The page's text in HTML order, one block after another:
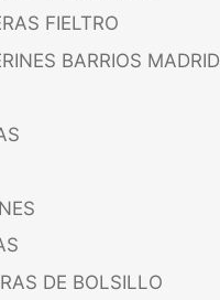
FIELTRO
BARRIOS MADRID
DE BOLSILLO